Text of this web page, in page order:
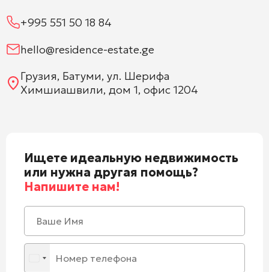
+995 551 50 18 84
hello@residence-estate.ge
Грузия, Батуми, ул. Шерифа
Химшиашвили, дом 1, офис 1204
Ищете идеальную недвижимость
или нужна другая помощь?
Напишите нам!